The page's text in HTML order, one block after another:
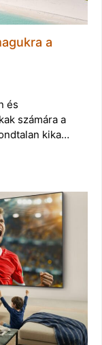
a
és
számára a
kika…